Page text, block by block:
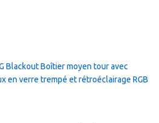
Blackout Boîtier moyen tour avec
en verre trempé et rétroéclairage RGB